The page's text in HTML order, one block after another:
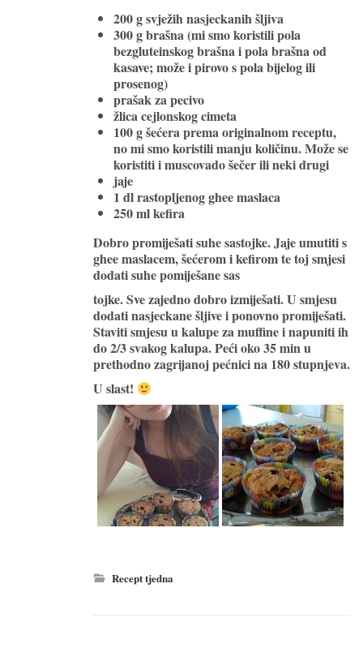
200 g svježih nasjeckanih šljiva
300 g brašna (mi smo koristili pola
bezgluteinskog brašna i pola brašna od
kasave; može i pirovo s pola bijelog ili
prosenog)
prašak za pecivo
žlica cejlonskog cimeta
100 g šećera prema originalnom receptu,
no mi smo koristili manju količinu. Može se
koristiti i muscovado šečer ili neki drugi
jaje
1 dl rastopljenog ghee maslaca
250 ml kefira
Dobro promiješati suhe sastojke. Jaje umutiti s
ghee maslacem, šećerom i kefirom te toj smjesi
dodati suhe pomiješane sas
tojke. Sve zajedno dobro izmiješati. U smjesu
dodati nasjeckane šljive i ponovno promiješati.
Staviti smjesu u kalupe za muffine i napuniti ih
do 2/3 svakog kalupa. Peći oko 35 min u
prethodno zagrijanoj pećnici na 180 stupnjeva.
U slast!
Recept tjedna